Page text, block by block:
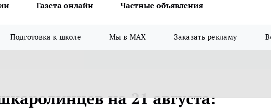
Газета онлайн Частные объявления
Подготовка к школе Мы в MAX Заказать рекламу
на 21 августа: